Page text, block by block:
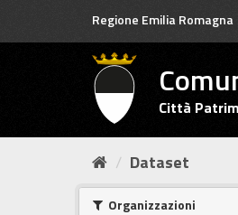
Regione Emilia Romagna
Città
Dataset
Organizzazioni